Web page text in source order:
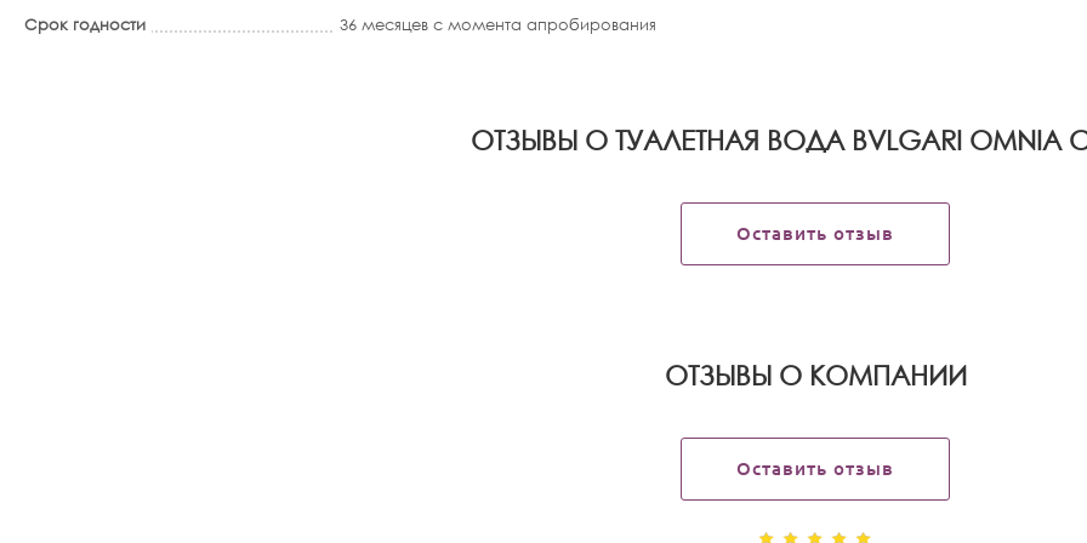
Срок годности
36 месяцев с момента апробирования
ОТЗЫВЫ О ТУАЛЕТНАЯ ВОДА BVLGARI OMNIA
Оставить отзыв
OТЗЫВЫ О КОМПАНИИ
Оставить отзыв